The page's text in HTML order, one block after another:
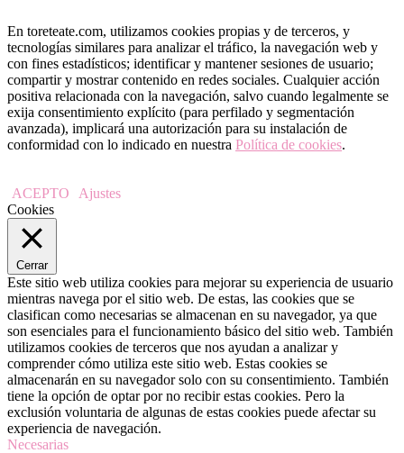
En toreteate.com, utilizamos cookies propias y de terceros, y
tecnologías similares para analizar el tráfico, la navegación web y
con fines estadísticos; identificar y mantener sesiones de usuario;
compartir y mostrar contenido en redes sociales. Cualquier acción
positiva relacionada con la navegación, salvo cuando legalmente se
exija consentimiento explícito (para perfilado y segmentación
avanzada), implicará una autorización para su instalación de
conformidad con lo indicado en nuestra Política de cookies.
ACEPTO
Ajustes
Cookies
Cerrar
Este sitio web utiliza cookies para mejorar su experiencia de usuario
mientras navega por el sitio web. De estas, las cookies que se
clasifican como necesarias se almacenan en su navegador, ya que
son esenciales para el funcionamiento básico del sitio web. También
utilizamos cookies de terceros que nos ayudan a analizar y
comprender cómo utiliza este sitio web. Estas cookies se
almacenarán en su navegador solo con su consentimiento. También
tiene la opción de optar por no recibir estas cookies. Pero la
exclusión voluntaria de algunas de estas cookies puede afectar su
experiencia de navegación.
Necesarias